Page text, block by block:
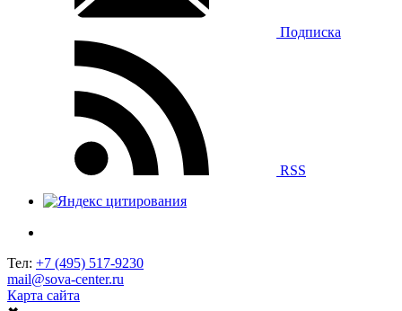
Подписка
RSS
Тел: +7 (495) 517-9230
mail@sova-center.ru
Карта сайта